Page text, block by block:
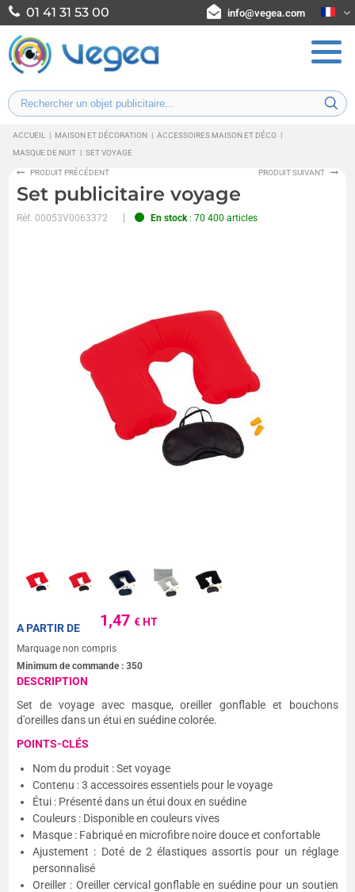
01 41 31 53 00 info@vegea.com
ACCUEIL | MAISON ET DÉCORATION | ACCESSOIRES MAISON ET DÉCO |
MASQUE DE NUIT | SET VOYAGE
PRODUIT PRÉCÉDENT PRODUIT SUIVANT
Set publicitaire voyage
Réf.00053V0063372 En stock: 70 400 articles
1,47€ HT
A PARTIR DE
Marquage non compris
Minimum de commande :350
DESCRIPTION
Set de voyage avec masque, oreiller gonflable et bouchons
d'oreilles dans un étui en suédine colorée.
POINTS-CLÉS
Nom du produit : Set voyage
Contenu : 3 accessoires essentiels pour le voyage
Étui : Présenté dans un étui doux en suédine
Couleurs : Disponible en couleurs vives
Masque : Fabriqué en microfibre noire douce et confortable
Ajustement : Doté de 2 élastiques assortis pour un réglage
personnalisé
Oreiller : Oreiller cervical gonflable en suédine pour un soutien